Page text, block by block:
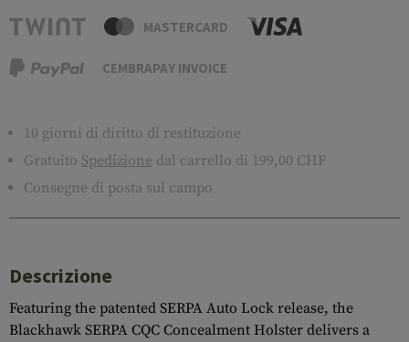
MASTERCARD
CEMBRAPAY INVOICE
10 giorni di diritto di restituzione
Gratuito Spedizione dal carrello di 199,00 CHF
Consegne di posta sul campo
Descrizione
Featuring the patented SERPA Auto Lock release, the
Blackhawk SERPA CQC Concealment Holster delivers a